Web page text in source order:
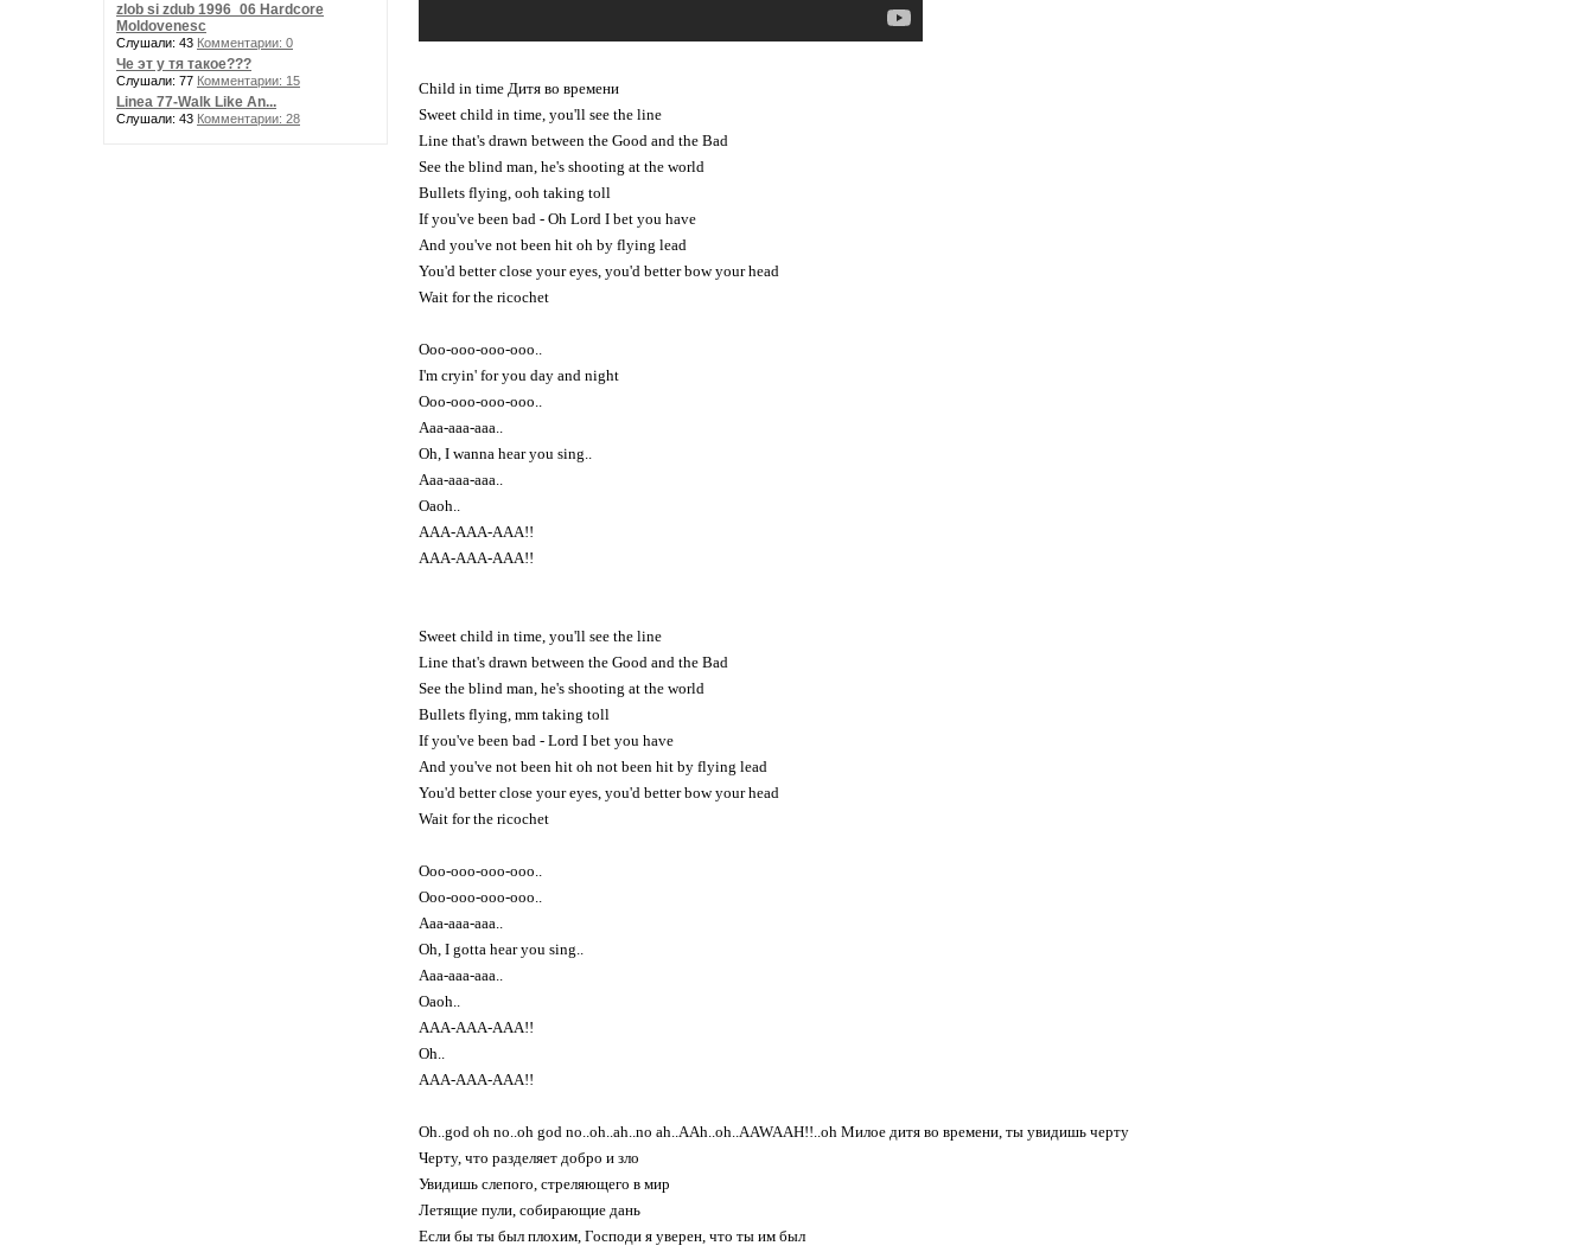
zlob si zdub 1996_06 Hardcore
Moldovenesc
Слушали: 43 Комментарии: 0
Че эт у тя такое???
Слушали: 77 Комментарии: 15
Linea 77-Walk Like An...
Слушали: 43 Комментарии: 28
Child in time Дитя во времени
Sweet child in time, you'll see the line
Line that's drawn between the Good and the Bad
See the blind man, he's shooting at the world
Bullets flying, ooh taking toll
If you've been bad - Oh Lord I bet you have
And you've not been hit oh by flying lead
You'd better close your eyes, you'd better bow your head
Wait for the ricochet
Ooo-ooo-ooo-ooo..
I'm cryin' for you day and night
Ooo-ooo-ooo-ooo..
Aaa-aaa-aaa..
Oh, I wanna hear you sing..
Aaa-aaa-aaa..
Oaoh..
AAA-AAA-AAA!!
AAA-AAA-AAA!!
Sweet child in time, you'll see the line
Line that's drawn between the Good and the Bad
See the blind man, he's shooting at the world
Bullets flying, mm taking toll
If you've been bad - Lord I bet you have
And you've not been hit oh not been hit by flying lead
You'd better close your eyes, you'd better bow your head
Wait for the ricochet
Ooo-ooo-ooo-ooo..
Ooo-ooo-ooo-ooo..
Aaa-aaa-aaa..
Oh, I gotta hear you sing..
Aaa-aaa-aaa..
Oaoh..
AAA-AAA-AAA!!
Oh..
AAA-AAA-AAA!!
Oh..god oh no..oh god no..oh..ah..no ah..AAh..oh..AAWAAH!!..oh Милое дитя во времени, ты увидишь черту
Черту, что разделяет добро и зло
Увидишь слепого, стреляющего в мир
Летящие пули, собирающие дань
Если бы ты был плохим, Господи я уверен, что ты им был